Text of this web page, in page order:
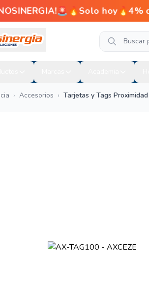
› Accesorios › Tarjetas y Tags Proximidad